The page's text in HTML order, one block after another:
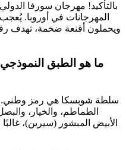
بالتأكيد! مهرجان سورفا
المهرجانات في أوروبا.
ويحملون أقنعة ضخمة، تهدف
ما هو الطبق
سلطة شوبسكا هي رمز وطني.
الطماطم، والخيار،
الأبيض المبشور (سيرين)،